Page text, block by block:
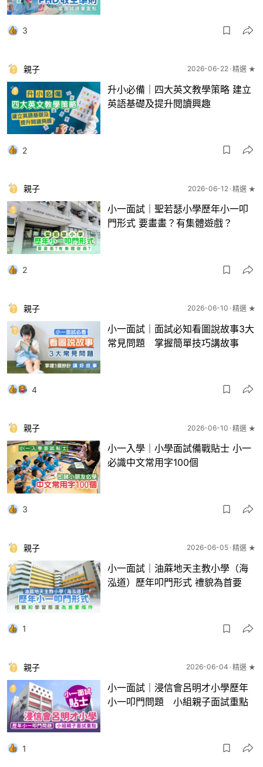
3
親子 2026-06-22 精選 ★
升小必備｜四大英文教學策略 建立
英語基礎及提升閱讀興趣
2
親子 2026-06-12 精選 ★
小一面試｜聖若瑟小學歷年小一叩
門形式 要畫畫？有集體遊戲？
2
親子 2026-06-10 精選 ★
小一面試｜面試必知看圖說故事3大
常見問題 掌握簡單技巧講故事
4
親子 2026-06-10 精選 ★
小一入學｜小學面試備戰貼士 小一
必識中文常用字100個
3
親子 2026-06-05 精選 ★
小一面試｜油蔴地天主教小學（海
泓道）歷年叩門形式 禮貌為首要
1
親子 2026-06-04 精選 ★
小一面試｜浸信會呂明才小學歷年
小一叩門問題 小組親子面試重點
1